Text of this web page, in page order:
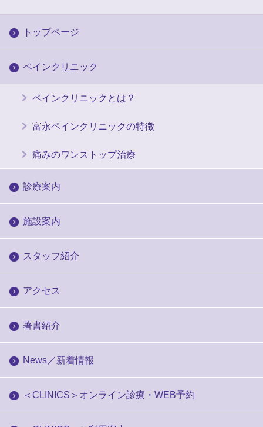
トップページ
ペインクリニック
ペインクリニックとは？
富永ペインクリニックの特徴
痛みのワンストップ治療
診療案内
施設案内
スタッフ紹介
アクセス
著書紹介
News／新着情報
＜CLINICS＞オンライン診療・WEB予約